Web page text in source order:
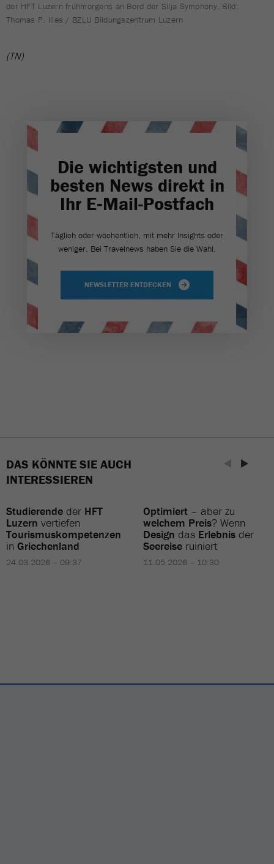
der HFT Luzern frühmorgens an Bord der Silja Symphony. Bild:
Thomas P. Illes / BZLU Bildungszentrum Luzern
(TN)
Die wichtigsten und
besten News direkt in
Ihr E‑Mail-Postfach
Täglich oder wöchentlich, mit mehr Insights oder
weniger. Bei Travel­news haben Sie die Wahl.
NEWSLETTER ENTDECKEN
DAS KÖNNTE SIE AUCH
INTERESSIEREN
Studierende der HFT
Luzern vertiefen
Tourismuskompetenzen
in Griechenland
24.03.2026 – 09:37
Optimiert – aber zu
welchem Preis? Wenn
Design das Erlebnis der
Seereise ruiniert
11.05.2026 – 10:30